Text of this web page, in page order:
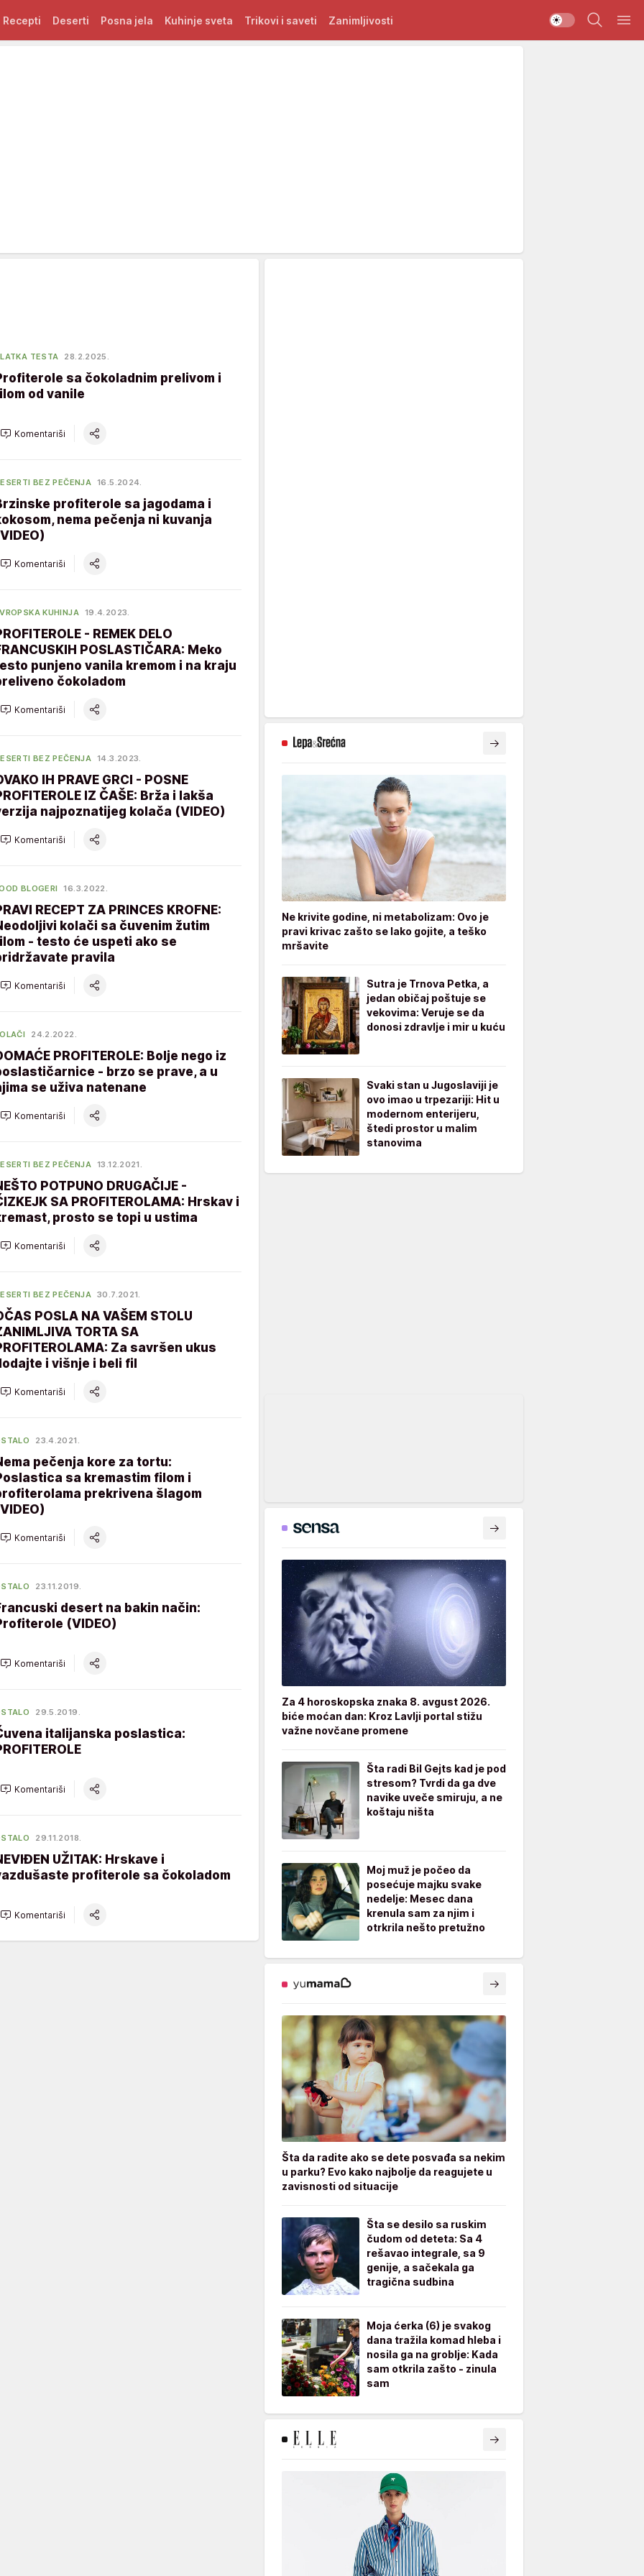
Recepti Deserti Posna jela Kuhinje sveta Trikovi i saveti Zanimljivosti
TESTA 28.2.2025.
sa čokoladnim prelivom i
od vanile
Komentariši
BEZ PEČENJA 16.5.2024.
profiterole sa jagodama i
nema pečenja ni kuvanja
Komentariši
KUHINJA 19.4.2023.
- REMEK DELO
POSLASTIČARA: Meko
punjeno vanila kremom i na kraju
čokoladom
Komentariši
BEZ PEČENJA 14.3.2023.
IH PRAVE GRCI - POSNE
IZ ČAŠE: Brža i lakša
najpoznatijeg kolača (VIDEO)
Komentariši
BLOGERI 16.3.2022.
RECEPT ZA PRINCES KROFNE:
kolači sa čuvenim žutim
- testo će uspeti ako se
pravila
Komentariši
24.2.2022.
PROFITEROLE: Bolje nego iz
- brzo se prave, a u
se uživa natenane
Komentariši
BEZ PEČENJA 13.12.2021.
POTPUNO DRUGAČIJE -
SA PROFITEROLAMA: Hrskav i
prosto se topi u ustima
Komentariši
BEZ PEČENJA 30.7.2021.
POSLA NA VAŠEM STOLU
TORTA SA
Za savršen ukus
i višnje i beli fil
Komentariši
23.4.2021.
pečenja kore za tortu:
sa kremastim filom i
prekrivena šlagom
Komentariši
23.11.2019.
desert na bakin način:
(VIDEO)
Komentariši
29.5.2019.
italijanska poslastica:
Komentariši
29.11.2018.
UŽITAK: Hrskave i
profiterole sa čokoladom
Komentariši
Ne krivite godine, ni metabolizam: Ovo je
pravi krivac zašto se lako gojite, a teško
mršavite
Sutra je Trnova Petka, a
jedan običaj poštuje se
vekovima: Veruje se da
donosi zdravlje i mir u kuću
Svaki stan u Jugoslaviji je
ovo imao u trpezariji: Hit u
modernom enterijeru,
štedi prostor u malim
stanovima
Za 4 horoskopska znaka 8. avgust 2026.
biće moćan dan: Kroz Lavlji portal stižu
važne novčane promene
Šta radi Bil Gejts kad je pod
stresom? Tvrdi da ga dve
navike uveče smiruju, a ne
koštaju ništa
Moj muž je počeo da
posećuje majku svake
nedelje: Mesec dana
krenula sam za njim i
otrkrila nešto pretužno
Šta da radite ako se dete posvađa sa nekim
u parku? Evo kako najbolje da reagujete u
zavisnosti od situacije
Šta se desilo sa ruskim
čudom od deteta: Sa 4
rešavao integrale, sa 9
genije, a sačekala ga
tragična sudbina
Moja ćerka (6) je svakog
dana tražila komad hleba i
nosila ga na groblje: Kada
sam otkrila zašto - zinula
sam